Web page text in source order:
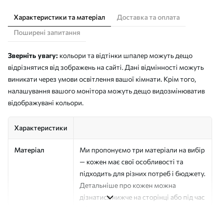
Характеристики та матеріал
Доставка та оплата
Поширені запитання
Зверніть увагу: кольори та відтінки шпалер можуть дещо
відрізнятися від зображень на сайті. Дані відмінності можуть
виникати через умови освітлення вашої кімнати. Крім того,
налашування вашого монітора можуть дещо видозмінюватив
відображувані кольори.
Характеристики
Матеріал
Ми пропонуємо три матеріали на вибір
— кожен має свої особливості та
підходить для різних потреб і бюджету.
Детальніше про кожен можна
дізнатися нижче на сторінці або під час